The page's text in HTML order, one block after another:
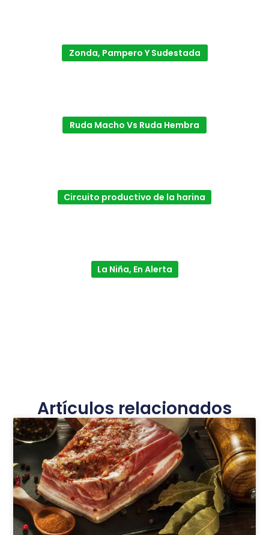
Zonda, Pampero Y Sudestada
Ruda Macho Vs Ruda Hembra
Circuito productivo de la harina
La Niña, En Alerta
Artículos relacionados